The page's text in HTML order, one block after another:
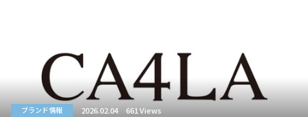
ブランド情報 2026.02.04 661 Views